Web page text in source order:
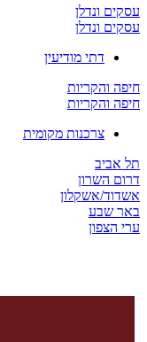
ונדלן
ונדלן
דתי מודיעין
צרכנות מקומית
אשקלון